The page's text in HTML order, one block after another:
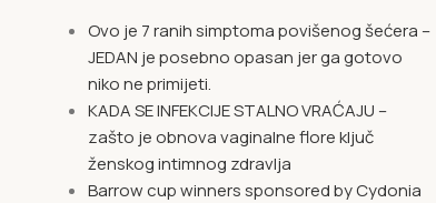
Ovo je 7 ranih simptoma povišenog šećera –
JEDAN je posebno opasan jer ga gotovo
niko ne primijeti.
KADA SE INFEKCIJE STALNO VRAĆAJU –
zašto je obnova vaginalne flore ključ
ženskog intimnog zdravlja
Barrow cup winners sponsored by Cydonia